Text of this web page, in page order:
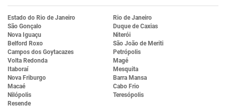
Estado do Rio de Janeiro
Rio de Janeiro
São Gonçalo
Duque de Caxias
Nova Iguaçu
Niterói
Belford Roxo
São João de Meriti
Campos dos Goytacazes
Petrópolis
Volta Redonda
Magé
Itaboraí
Mesquita
Nova Friburgo
Barra Mansa
Macaé
Cabo Frio
Nilópolis
Teresópolis
Resende